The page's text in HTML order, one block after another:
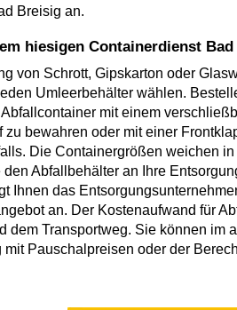
Breisig an.
hiesigen Containerdienst
von Schrott, Gipskarton oder
Umleerbehälter wählen.
mit einem
zu bewahren oder mit einer
Die Containergrößen weichen
Abfallbehälter an Ihre
Ihnen das
an. Der Kostenaufwand für
dem Transportweg. Sie können im
mit Pauschalpreisen oder der